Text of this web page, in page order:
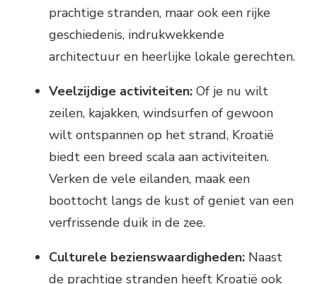
prachtige stranden, maar ook een rijke
geschiedenis, indrukwekkende
architectuur en heerlijke lokale gerechten.
Veelzijdige activiteiten: Of je nu wilt
zeilen, kajakken, windsurfen of gewoon
wilt ontspannen op het strand, Kroatië
biedt een breed scala aan activiteiten.
Verken de vele eilanden, maak een
boottocht langs de kust of geniet van een
verfrissende duik in de zee.
Culturele bezienswaardigheden: Naast
de prachtige stranden heeft Kroatië ook